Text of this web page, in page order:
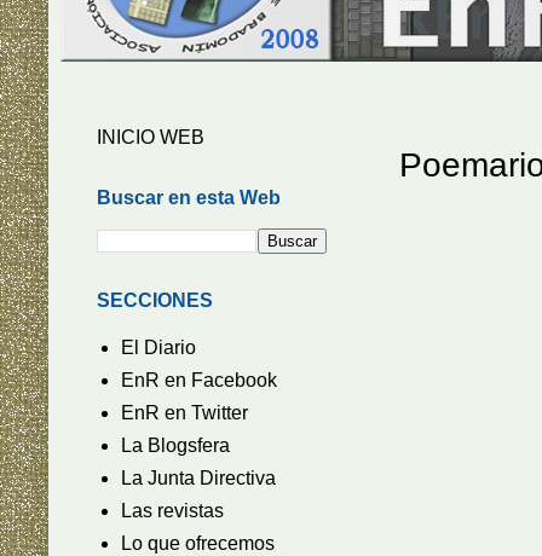
INICIO WEB
Buscar en esta Web
SECCIONES
El Diario
EnR en Facebook
EnR en Twitter
La Blogsfera
La Junta Directiva
Las revistas
Lo que ofrecemos